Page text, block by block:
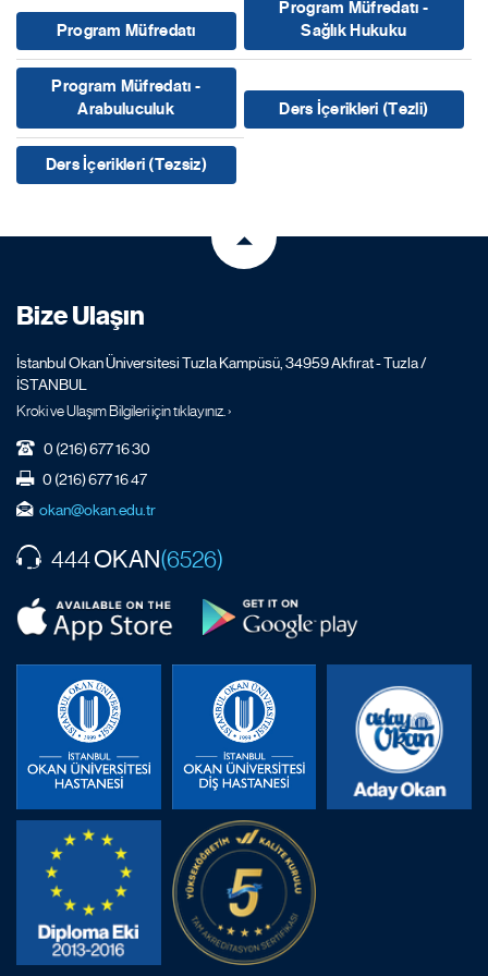
Program Müfredatı
Program Müfredatı -
Sağlık Hukuku
Program Müfredatı -
Arabuluculuk
Ders İçerikleri (Tezli)
Ders İçerikleri (Tezsiz)
Bize Ulaşın
İstanbul Okan Üniversitesi Tuzla Kampüsü, 34959 Akfırat - Tuzla /
İSTANBUL
Kroki ve Ulaşım Bilgileri için tıklayınız. ›
0 (216) 677 16 30
0 (216) 677 16 47
okan@okan.edu.tr
444OKAN(6526)